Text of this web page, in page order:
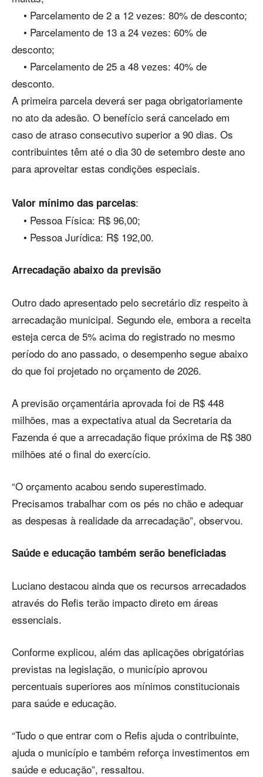
• Parcelamento de 2 a 12 vezes: 80% de desconto;
• Parcelamento de 13 a 24 vezes: 60% de
desconto;
• Parcelamento de 25 a 48 vezes: 40% de
desconto.
A primeira parcela deverá ser paga obrigatoriamente
no ato da adesão. O benefício será cancelado em
caso de atraso consecutivo superior a 90 dias. Os
contribuintes têm até o dia 30 de setembro deste ano
para aproveitar estas condições especiais.
Valor mínimo das parcelas:
• Pessoa Física: R$ 96,00;
• Pessoa Jurídica: R$ 192,00.
Arrecadação abaixo da previsão
Outro dado apresentado pelo secretário diz respeito à
arrecadação municipal. Segundo ele, embora a receita
esteja cerca de 5% acima do registrado no mesmo
período do ano passado, o desempenho segue abaixo
do que foi projetado no orçamento de 2026.
A previsão orçamentária aprovada foi de R$ 448
milhões, mas a expectativa atual da Secretaria da
Fazenda é que a arrecadação fique próxima de R$ 380
milhões até o final do exercício.
“O orçamento acabou sendo superestimado.
Precisamos trabalhar com os pés no chão e adequar
as despesas à realidade da arrecadação”, observou.
Saúde e educação também serão beneficiadas
Luciano destacou ainda que os recursos arrecadados
através do Refis terão impacto direto em áreas
essenciais.
Conforme explicou, além das aplicações obrigatórias
previstas na legislação, o município aprovou
percentuais superiores aos mínimos constitucionais
para saúde e educação.
“Tudo o que entrar com o Refis ajuda o contribuinte,
ajuda o município e também reforça investimentos em
saúde e educação”, ressaltou.